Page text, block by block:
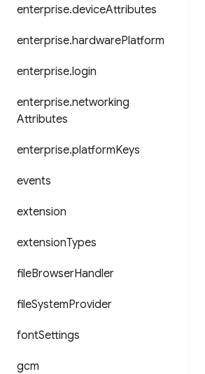
enterprise.deviceAttributes
enterprise.hardwarePlatform
enterprise.login
enterprise.networking
Attributes
enterprise.platformKeys
events
extension
extensionTypes
fileBrowserHandler
fileSystemProvider
fontSettings
gcm